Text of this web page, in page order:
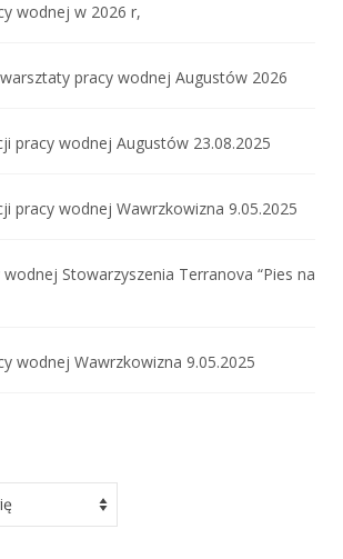
wodnej w 2026 r,
pracy wodnej Augustów 2026
pracy wodnej Augustów 23.08.2025
pracy wodnej Wawrzkowizna 9.05.2025
Stowarzyszenia Terranova “Pies na
wodnej Wawrzkowizna 9.05.2025